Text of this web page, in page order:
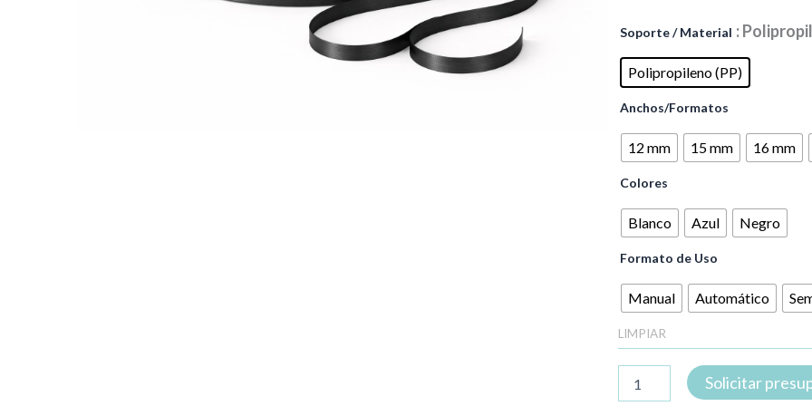
Soporte / Material :
Polipropileno (PP)
Anchos/Formatos
12 mm 15 mm 16 mm
Colores
Blanco Azul Negro
Formato de Uso
Manual Automático
LIMPIAR
de
polipropileno
(PP)
Solicitar